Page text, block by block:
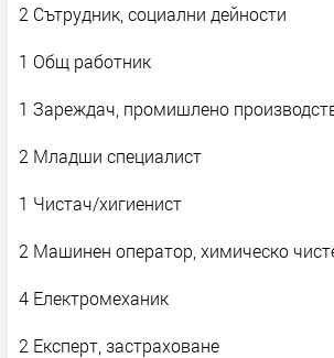
2 Сътрудник, социални дейности
1 Общ работник
1 Зареждач, промишлено
2 Младши специалист
1 Чистач/хигиенист
2 Машинен оператор, химическо
4 Електромеханик
2 Експерт, застраховане